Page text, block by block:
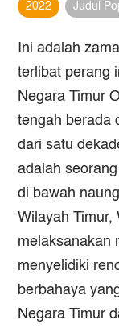
2022 Judul
Ini adalah
terlibat perang
Negara Timur
tengah berada
dari satu
adalah
di bawah
Wilayah Timur,
melaksanakan
menyelidiki
berbahaya
Negara Timur